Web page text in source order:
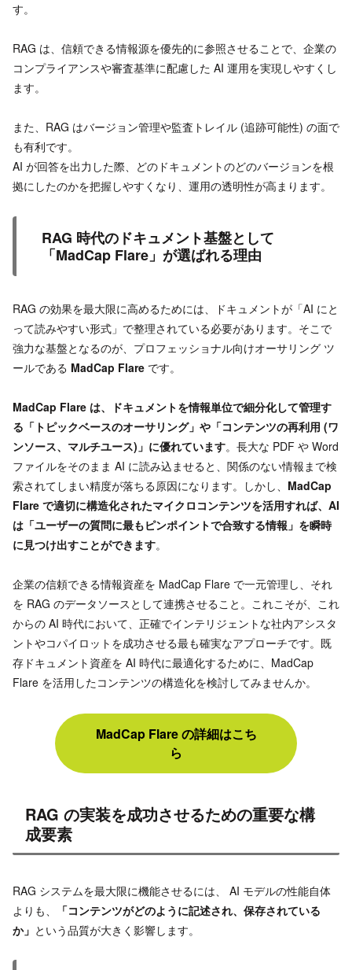
す。
RAG は、信頼できる情報源を優先的に参照させることで、企業の
コンプライアンスや審査基準に配慮した AI 運用を実現しやすくし
ます。
また、RAG はバージョン管理や監査トレイル (追跡可能性) の面で
も有利です。
AI が回答を出力した際、どのドキュメントのどのバージョンを根
拠にしたのかを把握しやすくなり、運用の透明性が高まります。
RAG 時代のドキュメント基盤として
「MadCap Flare」が選ばれる理由
RAG の効果を最大限に高めるためには、ドキュメントが「AI にと
って読みやすい形式」で整理されている必要があります。そこで
強力な基盤となるのが、プロフェッショナル向けオーサリング ツ
ールである MadCap Flare です。
MadCap Flare は、ドキュメントを情報単位で細分化して管理す
る「トピックベースのオーサリング」や「コンテンツの再利用 (ワ
ンソース、マルチユース)」に優れています。長大な PDF や Word
ファイルをそのまま AI に読み込ませると、関係のない情報まで検
索されてしまい精度が落ちる原因になります。しかし、 MadCap
Flare で適切に構造化されたマイクロコンテンツを活用すれば、AI
は「ユーザーの質問に最もピンポイントで合致する情報」を瞬時
に見つけ出すことができます。
企業の信頼できる情報資産を MadCap Flare で一元管理し、それ
を RAG のデータソースとして連携させること。これこそが、これ
からの AI 時代において、正確でインテリジェントな社内アシスタ
ントやコパイロットを成功させる最も確実なアプローチです。既
存ドキュメント資産を AI 時代に最適化するために、MadCap
Flare を活用したコンテンツの構造化を検討してみませんか。
MadCap Flare の詳細はこち
ら
RAG の実装を成功させるための重要な構
成要素
RAG システムを最大限に機能させるには、 AI モデルの性能自体
よりも、
「コンテンツがどのように記述され、保存されている
か」 という品質が大きく影響します。